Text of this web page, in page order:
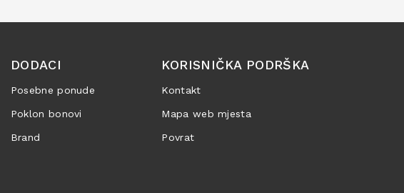
DODACI
Posebne ponude
Poklon bonovi
Brand
KORISNIČKA PODRŠKA
Kontakt
Mapa web mjesta
Povrat